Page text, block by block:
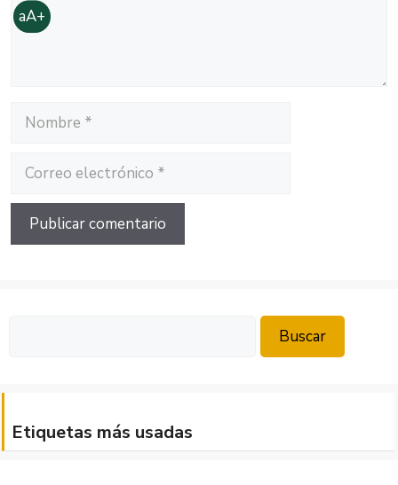
aA+
Nombre
Correo
electrónico
Buscar
Etiquetas más usadas